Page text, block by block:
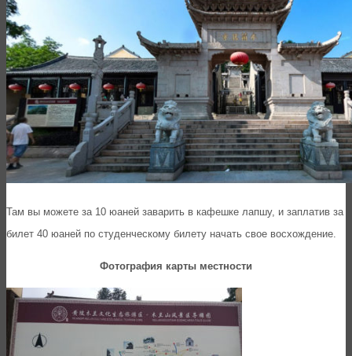
Там вы можете за 10 юаней заварить в кафешке лапшу, и заплатив за
билет 40 юаней по студенческому билету начать свое восхождение.
Фотография карты местности